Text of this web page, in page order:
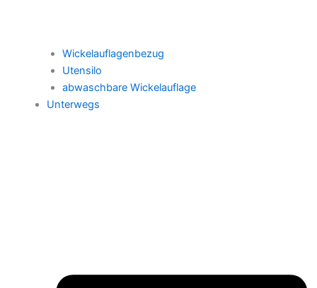
Wickelauflagenbezug
Utensilo
abwaschbare Wickelauflage
Unterwegs